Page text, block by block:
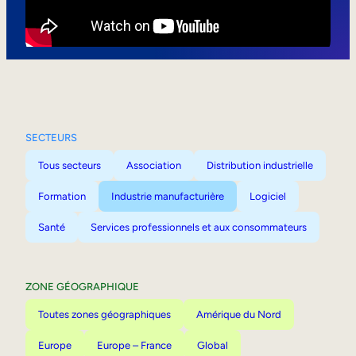
SECTEURS
Tous secteurs Association Distribution industrielle
Formation Industrie manufacturière Logiciel
Santé Services professionnels et aux consommateurs
ZONE GÉOGRAPHIQUE
Toutes zones géographiques Amérique du Nord
Europe Europe – France Global